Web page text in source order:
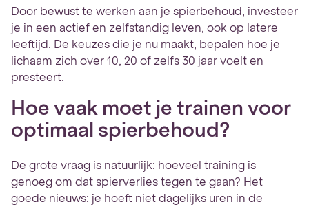
Door bewust te werken aan je spierbehoud, investeer
je in een actief en zelfstandig leven, ook op latere
leeftijd. De keuzes die je nu maakt, bepalen hoe je
lichaam zich over 10, 20 of zelfs 30 jaar voelt en
presteert.
Hoe vaak moet je trainen voor
optimaal spierbehoud?
De grote vraag is natuurlijk: hoeveel training is
genoeg om dat spierverlies tegen te gaan? Het
goede nieuws: je hoeft niet dagelijks uren in de